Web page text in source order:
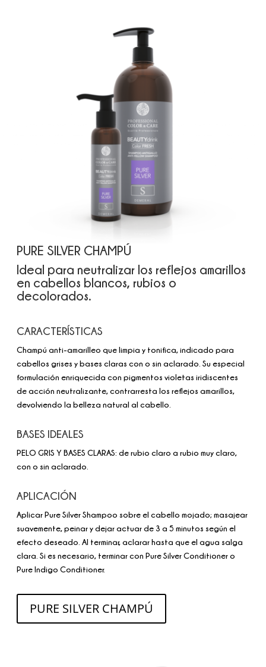
PURE SILVER CHAMPÚ
Ideal para neutralizar los reflejos amarillos
en cabellos blancos, rubios o
decolorados.
CARACTERÍSTICAS
Champú anti-amarilleo que limpia y tonifica, indicado para
cabellos grises y bases claras con o sin aclarado. Su especial
formulación enriquecida con pigmentos violetas iridiscentes
de acción neutralizante, contrarresta los reflejos amarillos,
devolviendo la belleza natural al cabello.
BASES IDEALES
PELO GRIS Y BASES CLARAS: de rubio claro a rubio muy claro,
con o sin aclarado.
APLICACIÓN
Aplicar Pure Silver Shampoo sobre el cabello mojado; masajear
suavemente, peinar y dejar actuar de 3 a 5 minutos según el
efecto deseado. Al terminar, aclarar hasta que el agua salga
clara. Si es necesario, terminar con Pure Silver Conditioner o
Pure Indigo Conditioner.
PURE SILVER CHAMPÚ